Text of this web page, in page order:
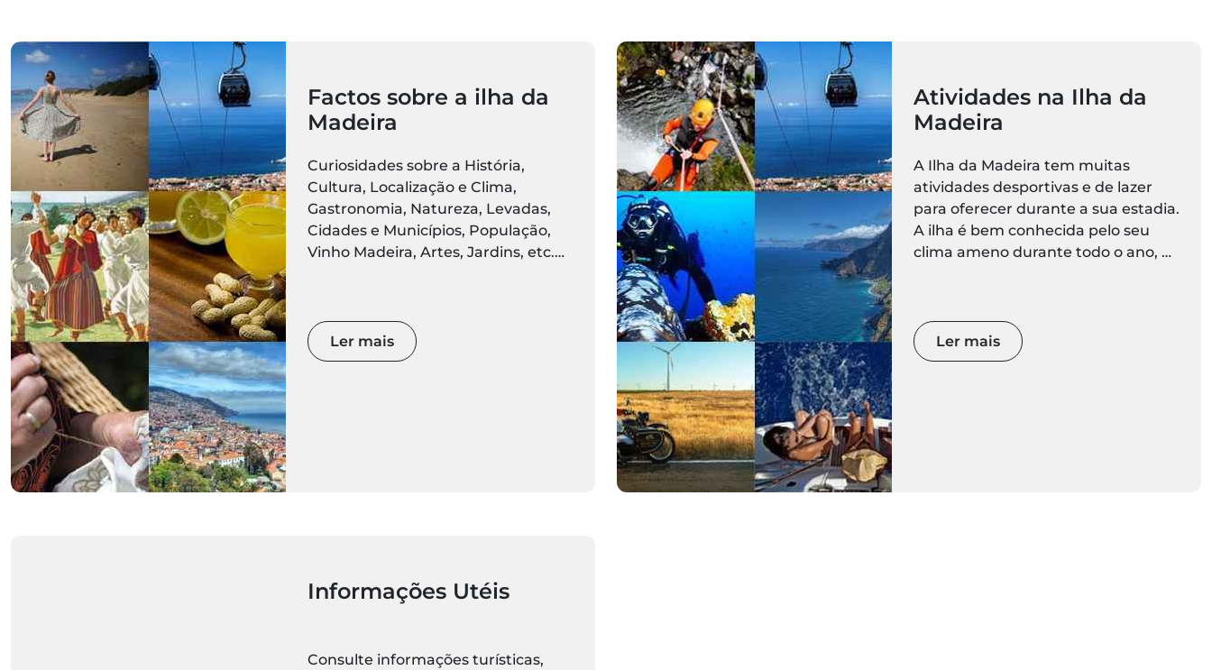
Factos sobre a ilha da
Madeira
Curiosidades sobre a História,
Cultura, Localização e Clima,
Gastronomia, Natureza, Levadas,
Cidades e Municípios, População,
Vinho Madeira, Artes, Jardins, etc.
se para descobrir ao vivo
Ler mais
Atividades na Ilha da
Madeira
A Ilha da Madeira tem muitas
atividades desportivas e de lazer
para oferecer durante a sua estadia.
A ilha é bem conhecida pelo seu
clima ameno durante todo o ano, a
espetaculares.
Ler mais
Informações Utéis
Consulte informações turísticas,